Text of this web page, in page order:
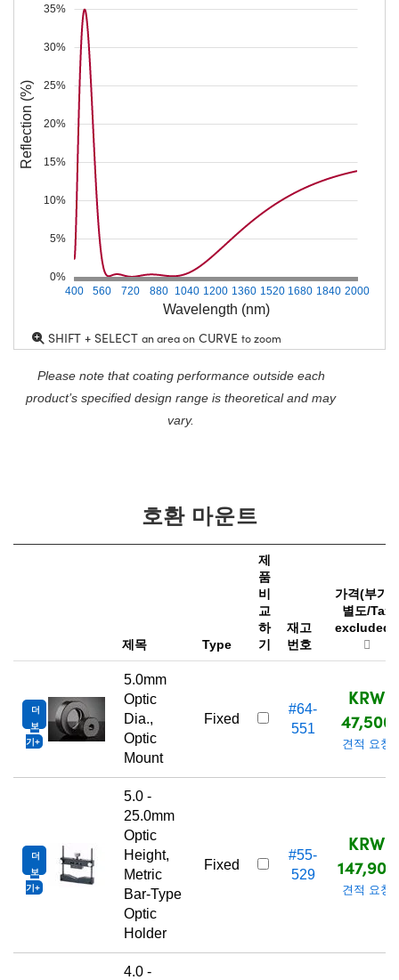
Wavelength (nm)
400 560 720 880 1040 1200 1360 1520 1680 1840 2000
0%
5%
10%
15%
20%
25%
30%
35%
Reflection (%)
SHIFT + SELECT an area on CURVE to zoom
Please note that coating performance outside each
product’s specified design range is theoretical and may
vary.
호환 마운트
제목 Type
제
품
비
교
하
기
재고
번호
가격(부가
별도/Tax
excluded)
더
보
기
5.0mm
Optic
Dia.,
Optic
Mount
Fixed
#64-
551
KRW
47,500
견적 요청
더
보
기
5.0 -
25.0mm
Optic
Height,
Metric
Bar-Type
Optic
Holder
Fixed
#55-
529
KRW
147,900
견적 요청
4.0 -